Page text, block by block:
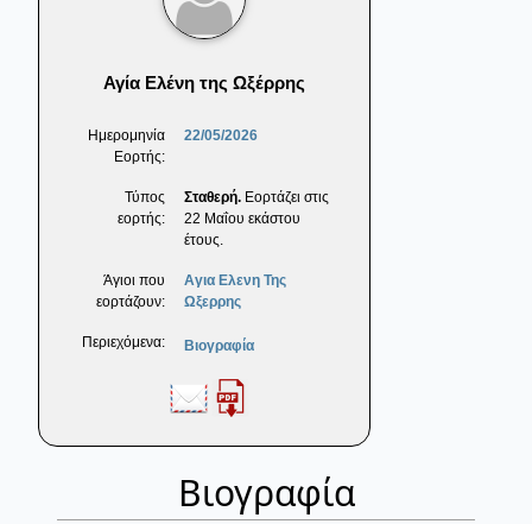
Αγία Ελένη της Ωξέρρης
Ημερομηνία
Εορτής:
22/05/2026
Τύπος
εορτής:
Σταθερή. Εορτάζει στις
22 Μαΐου εκάστου
έτους.
Άγιοι που
εορτάζουν:
Αγια Ελενη Της
Ωξερρης
Περιεχόμενα: Βιογραφία
Βιογραφία